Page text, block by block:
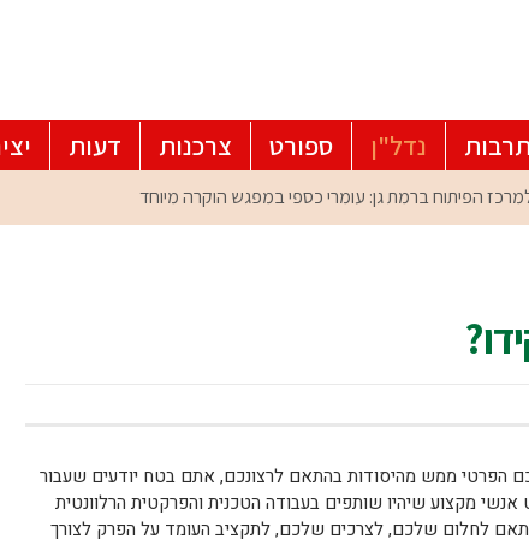
תרבות נדל"ן ספורט צרכנות דעות
הפרטי ממש מהיסודות בהתאם לרצונכם, אתם בטח יודעים שעבור
מקצוע שיהיו שותפים בעבודה הטכנית והפרקטית הרלוונטית
לחלום שלכם, לצרכים שלכם, לתקציב העומד על הפרק לצורך